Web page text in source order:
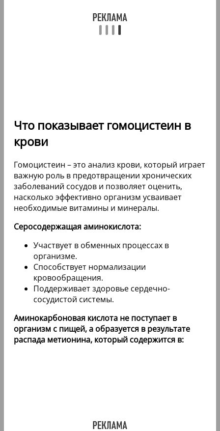
Что показывает гомоцистеин в
крови
Гомоцистеин – это анализ крови, который играет
важную роль в предотвращении хронических
заболеваний сосудов и позволяет оценить,
насколько эффективно организм усваивает
необходимые витамины и минералы.
Серосодержащая аминокислота:
Участвует в обменных процессах в
организме.
Способствует нормализации
кровообращения.
Поддерживает здоровье сердечно-
сосудистой системы.
Аминокарбоновая кислота не поступает в
организм с пищей, а образуется в результате
распада метионина, который содержится в: